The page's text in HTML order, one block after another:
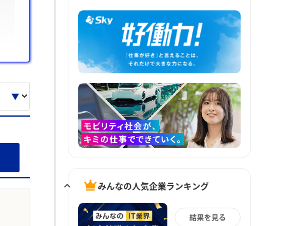
みんなの人気企業ランキング
結果を見る